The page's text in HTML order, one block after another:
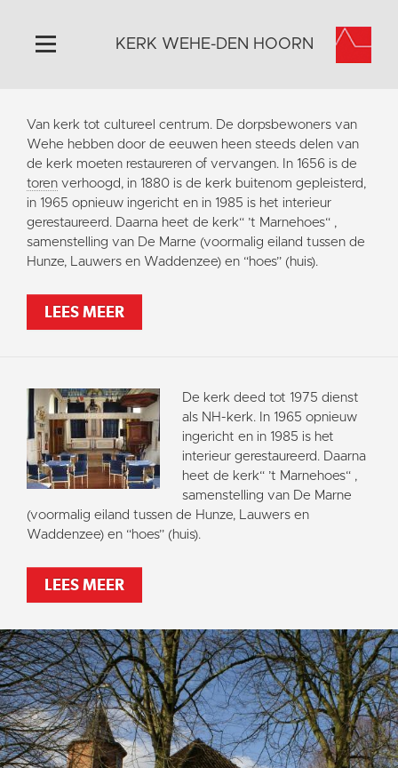
Home
Algemeen
Historie
Omgeving
Activiteiten
Steun ons
Contact
Vaktaal
KERK WEHE-DEN HOORN
Van kerk tot cultureel centrum. De dorpsbewoners van
Wehe hebben door de eeuwen heen steeds delen van
de kerk moeten restaureren of vervangen. In 1656 is de
toren verhoogd, in 1880 is de kerk buitenom gepleisterd,
in 1965 opnieuw ingericht en in 1985 is het interieur
gerestaureerd. Daarna heet de kerk“ ’t Marnehoes“ ,
samenstelling van De Marne (voormalig eiland tussen de
Hunze, Lauwers en Waddenzee) en “hoes” (huis).
LEES MEER
De kerk deed tot 1975 dienst
als NH-kerk. In 1965 opnieuw
ingericht en in 1985 is het
interieur gerestaureerd. Daarna
heet de kerk“ ’t Marnehoes“ ,
samenstelling van De Marne
(voormalig eiland tussen de Hunze, Lauwers en
Waddenzee) en “hoes” (huis).
LEES MEER